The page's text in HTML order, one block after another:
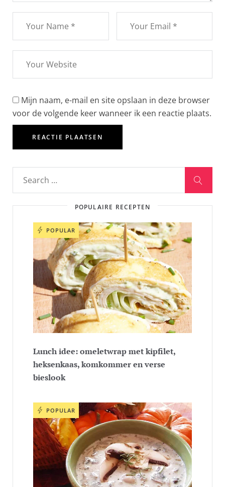
Mijn naam, e-mail en site opslaan in deze browser
voor de volgende keer wanneer ik een reactie plaats.
POPULAIRE RECEPTEN
POPULAR
Lunch idee: omeletwrap met kipfilet,
heksenkaas, komkommer en verse
bieslook
POPULAR